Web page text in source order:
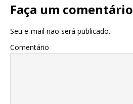
Faça um comentário
Seu e-mail não será publicado.
Comentário